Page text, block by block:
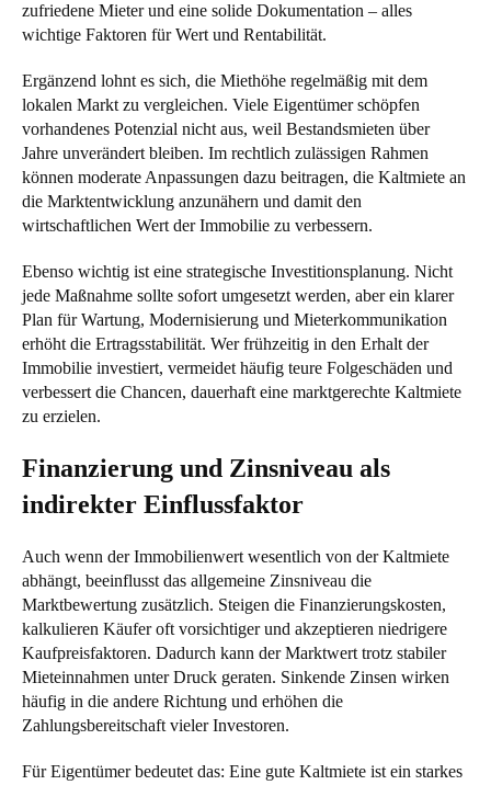
zufriedene Mieter und eine solide Dokumentation – alles
wichtige Faktoren für Wert und Rentabilität.
Ergänzend lohnt es sich, die Miethöhe regelmäßig mit dem
lokalen Markt zu vergleichen. Viele Eigentümer schöpfen
vorhandenes Potenzial nicht aus, weil Bestandsmieten über
Jahre unverändert bleiben. Im rechtlich zulässigen Rahmen
können moderate Anpassungen dazu beitragen, die Kaltmiete an
die Marktentwicklung anzunähern und damit den
wirtschaftlichen Wert der Immobilie zu verbessern.
Ebenso wichtig ist eine strategische Investitionsplanung. Nicht
jede Maßnahme sollte sofort umgesetzt werden, aber ein klarer
Plan für Wartung, Modernisierung und Mieterkommunikation
erhöht die Ertragsstabilität. Wer frühzeitig in den Erhalt der
Immobilie investiert, vermeidet häufig teure Folgeschäden und
verbessert die Chancen, dauerhaft eine marktgerechte Kaltmiete
zu erzielen.
Finanzierung und Zinsniveau als
indirekter Einflussfaktor
Auch wenn der Immobilienwert wesentlich von der Kaltmiete
abhängt, beeinflusst das allgemeine Zinsniveau die
Marktbewertung zusätzlich. Steigen die Finanzierungskosten,
kalkulieren Käufer oft vorsichtiger und akzeptieren niedrigere
Kaufpreisfaktoren. Dadurch kann der Marktwert trotz stabiler
Mieteinnahmen unter Druck geraten. Sinkende Zinsen wirken
häufig in die andere Richtung und erhöhen die
Zahlungsbereitschaft vieler Investoren.
Für Eigentümer bedeutet das: Eine gute Kaltmiete ist ein starkes